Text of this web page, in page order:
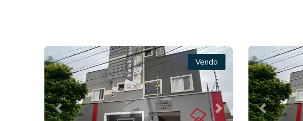
Previous Next
Venda
Previous